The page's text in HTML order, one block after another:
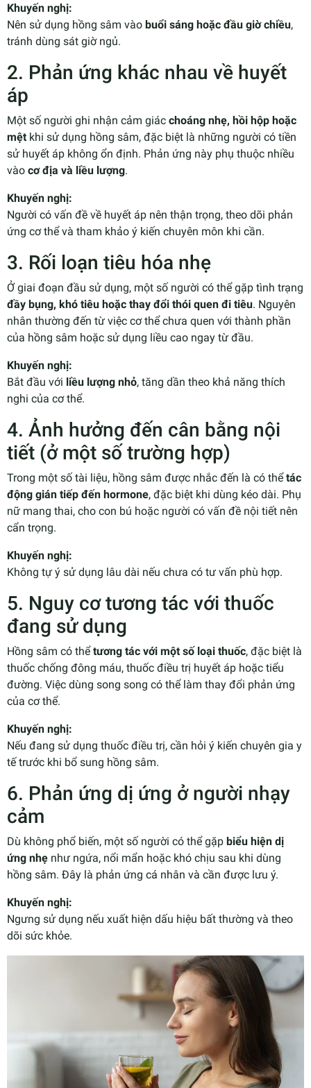
Khuyến nghị:
Nên sử dụng hồng sâm vào buổi sáng hoặc đầu giờ chiều,
tránh dùng sát giờ ngủ.
2. Phản ứng khác nhau về huyết
áp
Một số người ghi nhận cảm giác choáng nhẹ, hồi hộp hoặc
mệt khi sử dụng hồng sâm, đặc biệt là những người có tiền
sử huyết áp không ổn định. Phản ứng này phụ thuộc nhiều
vào cơ địa và liều lượng.
Khuyến nghị:
Người có vấn đề về huyết áp nên thận trọng, theo dõi phản
ứng cơ thể và tham khảo ý kiến chuyên môn khi cần.
3. Rối loạn tiêu hóa nhẹ
Ở giai đoạn đầu sử dụng, một số người có thể gặp tình trạng
đầy bụng, khó tiêu hoặc thay đổi thói quen đi tiêu. Nguyên
nhân thường đến từ việc cơ thể chưa quen với thành phần
của hồng sâm hoặc sử dụng liều cao ngay từ đầu.
Khuyến nghị:
Bắt đầu với liều lượng nhỏ, tăng dần theo khả năng thích
nghi của cơ thể.
4. Ảnh hưởng đến cân bằng nội
tiết (ở một số trường hợp)
Trong một số tài liệu, hồng sâm được nhắc đến là có thểtác
động gián tiếp đến hormone, đặc biệt khi dùng kéo dài. Phụ
nữ mang thai, cho con bú hoặc người có vấn đề nội tiết nên
cẩn trọng.
Khuyến nghị:
Không tự ý sử dụng lâu dài nếu chưa có tư vấn phù hợp.
5. Nguy cơ tương tác với thuốc
đang sử dụng
Hồng sâm có thểtương tác với một số loại thuốc, đặc biệt là
thuốc chống đông máu, thuốc điều trị huyết áp hoặc tiểu
đường. Việc dùng song song có thể làm thay đổi phản ứng
của cơ thể.
Khuyến nghị:
Nếu đang sử dụng thuốc điều trị, cần hỏi ý kiến chuyên gia y
tế trước khi bổ sung hồng sâm.
6. Phản ứng dị ứng ở người nhạy
cảm
Dù không phổ biến, một số người có thể gặp biểu hiện dị
ứng nhẹ như ngứa, nổi mẩn hoặc khó chịu sau khi dùng
hồng sâm. Đây là phản ứng cá nhân và cần được lưu ý.
Khuyến nghị:
Ngưng sử dụng nếu xuất hiện dấu hiệu bất thường và theo
dõi sức khỏe.